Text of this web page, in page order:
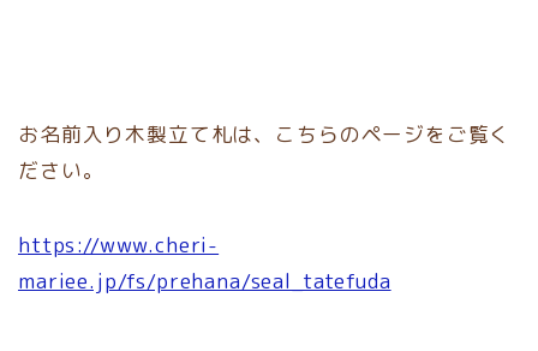
お名前入り木製立て札は、こちらのページをご覧く
ださい。
https://www.cheri-
mariee.jp/fs/prehana/seal_tatefuda